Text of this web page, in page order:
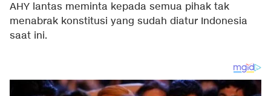
AHY lantas meminta kepada semua pihak tak
menabrak konstitusi yang sudah diatur Indonesia
saat ini.